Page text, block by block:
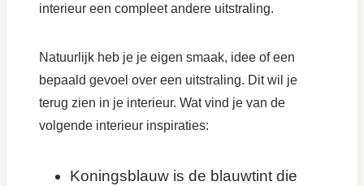
interieur een compleet andere uitstraling.
Natuurlijk heb je je eigen smaak, idee of een
bepaald gevoel over een uitstraling. Dit wil je
terug zien in je interieur. Wat vind je van de
volgende interieur inspiraties:
Koningsblauw is de blauwtint die